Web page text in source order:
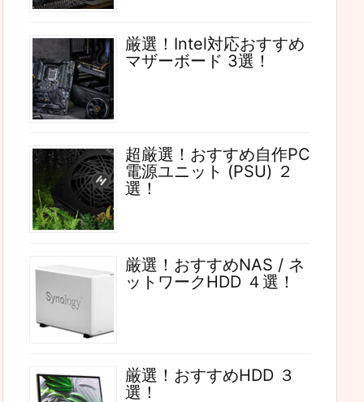
厳選！Intel対応おすすめ
マザーボード 3選！
超厳選！おすすめ自作PC
電源ユニット (PSU) ２
選！
厳選！おすすめNAS / ネ
ットワークHDD ４選！
厳選！おすすめHDD ３
選！